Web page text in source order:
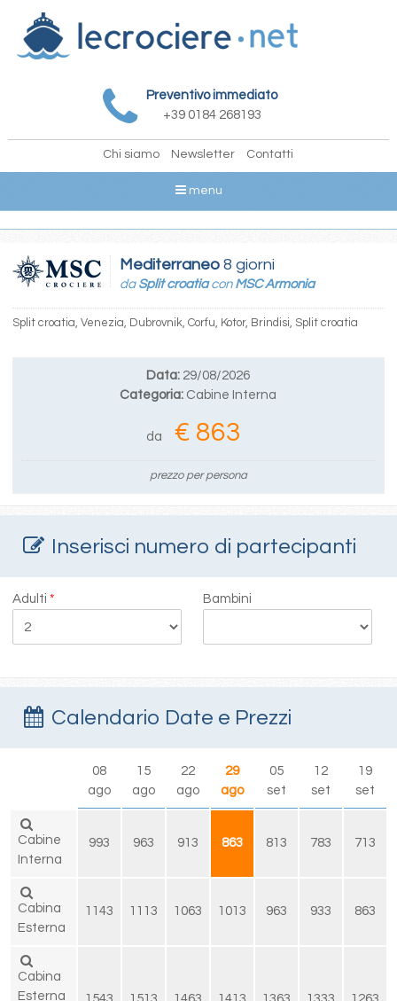
Preventivo immediato
+39 0184 268193
Chi siamo Newsletter Contatti
menu
Mediterraneo8 giorni
da Split croatiacon MSC Armonia
Split croatia, Venezia, Dubrovnik, Corfu, Kotor, Brindisi, Split croatia
Data: 29/08/2026
Categoria: Cabine Interna
da € 863
prezzo per persona
Inserisci numero di partecipanti
Adulti* Bambini
Calendario Date e Prezzi
08
ago
15
ago
22
ago
29
ago
05
set
12
set
19
set
Cabine
Interna
993 963 913 863 813 783 713
Cabina
Esterna
1143 1113 1063 1013 963 933 863
Cabina
Esterna